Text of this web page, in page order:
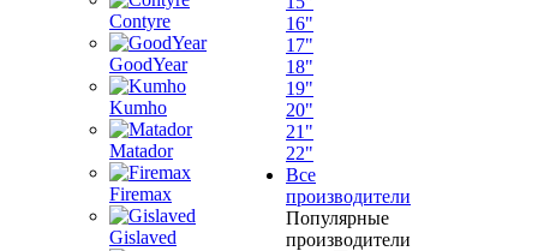
Contyre
GoodYear
Kumho
Matador
Firemax
Gislaved
16"
17"
18"
19"
20"
21"
22"
Все
производители
Популярные
производители